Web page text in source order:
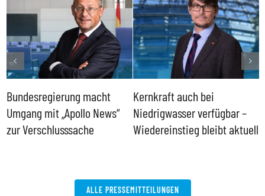
Bundesregierung macht
Umgang mit „Apollo News“
zur Verschlusssache
Kernkraft auch bei
Niedrigwasser verfügbar –
Wiedereinstieg bleibt aktuell
ALLE PRESSEMITTEILUNGEN